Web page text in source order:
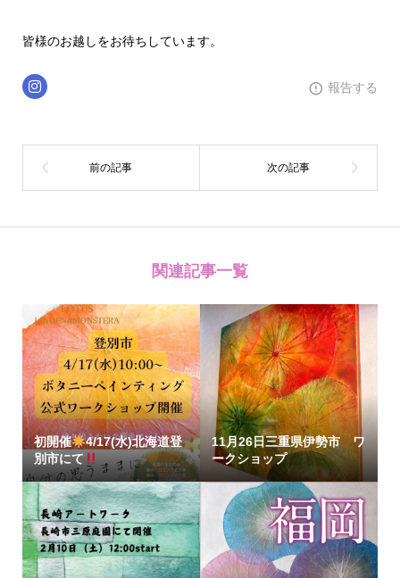
皆様のお越しをお待ちしています。
報告する
関連記事一覧
初開催
4/17(水)北海道登
別市にて
11月26日三重県伊勢市 ワ
ークショップ